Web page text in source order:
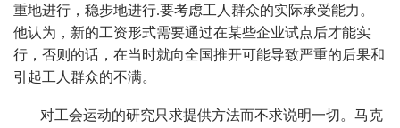
重地进行，稳步地进行.要考虑工人群众的实际承受能力。
他认为，新的工资形式需要通过在某些企业试点后才能实
行，否则的话，在当时就向全国推开可能导致严重的后果和
引起工人群众的不满。
对工会运动的研究只求提供方法而不求说明一切。马克